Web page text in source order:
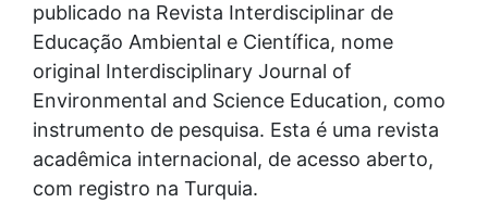
publicado na Revista Interdisciplinar de
Educação Ambiental e Científica, nome
original Interdisciplinary Journal of
Environmental and Science Education, como
instrumento de pesquisa. Esta é uma revista
acadêmica internacional, de acesso aberto,
com registro na Turquia.